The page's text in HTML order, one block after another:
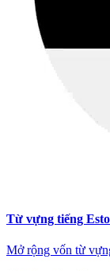
Từ vựng tiếng
Mở rộng vốn từ